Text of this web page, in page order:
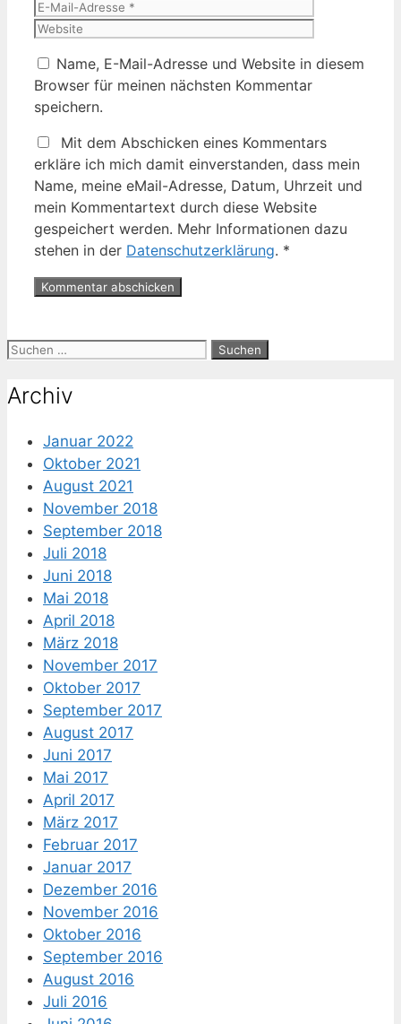
Name, E-Mail-Adresse und Website in diesem
Browser für meinen nächsten Kommentar
speichern.
Mit dem Abschicken eines Kommentars
erkläre ich mich damit einverstanden, dass mein
Name, meine eMail-Adresse, Datum, Uhrzeit und
mein Kommentartext durch diese Website
gespeichert werden. Mehr Informationen dazu
stehen in der Datenschutzerklärung. *
Suche
Archiv
Januar 2022
Oktober 2021
August 2021
November 2018
September 2018
Juli 2018
Juni 2018
Mai 2018
April 2018
März 2018
November 2017
Oktober 2017
September 2017
August 2017
Juni 2017
Mai 2017
April 2017
März 2017
Februar 2017
Januar 2017
Dezember 2016
November 2016
Oktober 2016
September 2016
August 2016
Juli 2016